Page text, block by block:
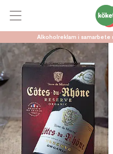
Alkoholreklam i samarbete